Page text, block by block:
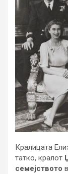
Кралицата
татко, кралот
семејството